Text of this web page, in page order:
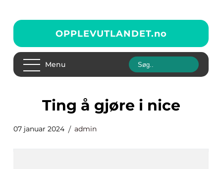
OPPLEVUTLANDET.no
Menu
ting å gjøre i nice
07 januar 2024 admin